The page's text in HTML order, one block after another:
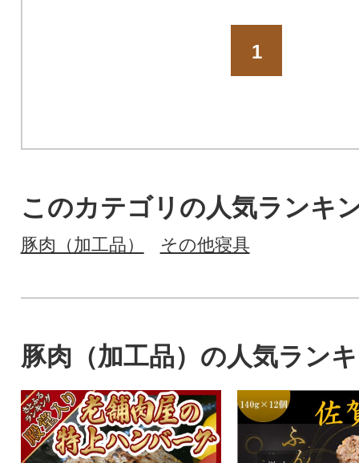
1
このカテゴリの人気ランキ
豚肉（加工品） その他寝具
豚肉（加工品）の人気ラン